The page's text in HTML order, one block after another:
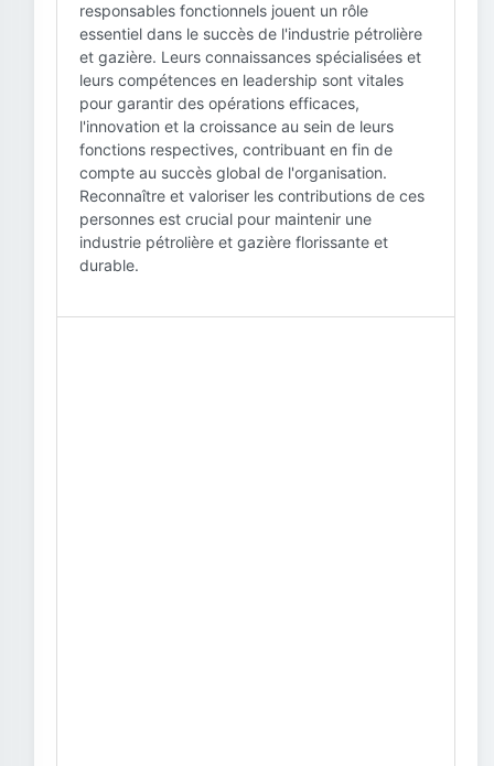
responsables fonctionnels jouent un rôle
essentiel dans le succès de l'industrie pétrolière
et gazière. Leurs connaissances spécialisées et
leurs compétences en leadership sont vitales
pour garantir des opérations efficaces,
l'innovation et la croissance au sein de leurs
fonctions respectives, contribuant en fin de
compte au succès global de l'organisation.
Reconnaître et valoriser les contributions de ces
personnes est crucial pour maintenir une
industrie pétrolière et gazière florissante et
durable.